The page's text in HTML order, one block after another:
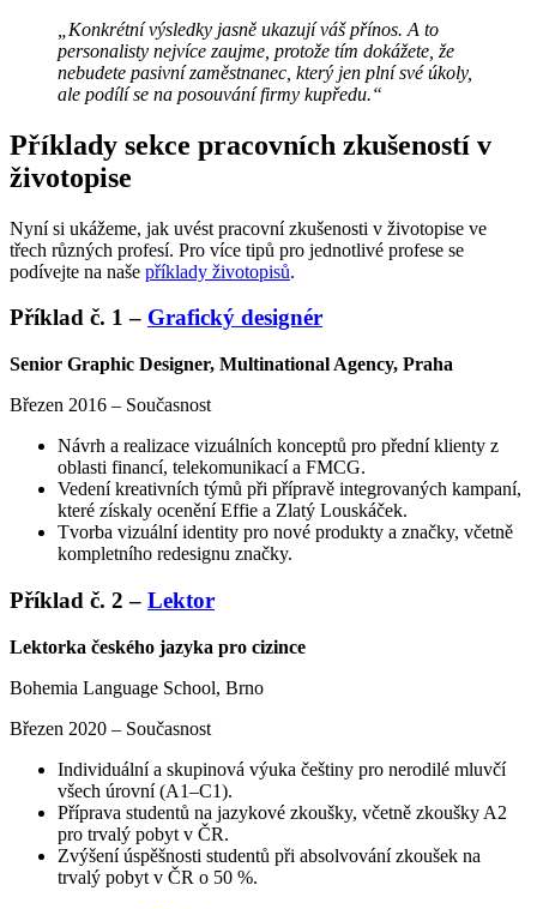
„Konkrétní výsledky jasně ukazují váš přínos. A to
personalisty nejvíce zaujme, protože tím dokážete, že
nebudete pasivní zaměstnanec, který jen plní své úkoly,
ale podílí se na posouvání firmy kupředu.“
Příklady sekce pracovních zkušeností v
životopise
Nyní si ukážeme, jak uvést pracovní zkušenosti v životopise ve
třech různých profesí. Pro více tipů pro jednotlivé profese se
podívejte na naše příklady životopisů.
Příklad č. 1 – Grafický designér
Senior Graphic Designer, Multinational Agency, Praha
Březen 2016 – Současnost
Návrh a realizace vizuálních konceptů pro přední klienty z
oblasti financí, telekomunikací a FMCG.
Vedení kreativních týmů při přípravě integrovaných kampaní,
které získaly ocenění Effie a Zlatý Louskáček.
Tvorba vizuální identity pro nové produkty a značky, včetně
kompletního redesignu značky.
Příklad č. 2 – Lektor
Lektorka českého jazyka pro cizince
Bohemia Language School, Brno
Březen 2020 – Současnost
Individuální a skupinová výuka češtiny pro nerodilé mluvčí
všech úrovní (A1–C1).
Příprava studentů na jazykové zkoušky, včetně zkoušky A2
pro trvalý pobyt v ČR.
Zvýšení úspěšnosti studentů při absolvování zkoušek na
trvalý pobyt v ČR o 50 %.